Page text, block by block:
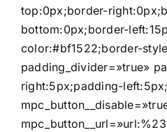
top:0px;border-
bottom:0px;border-
color:#bf1522;border-
padding_divider=»true»
right:5px;padding-